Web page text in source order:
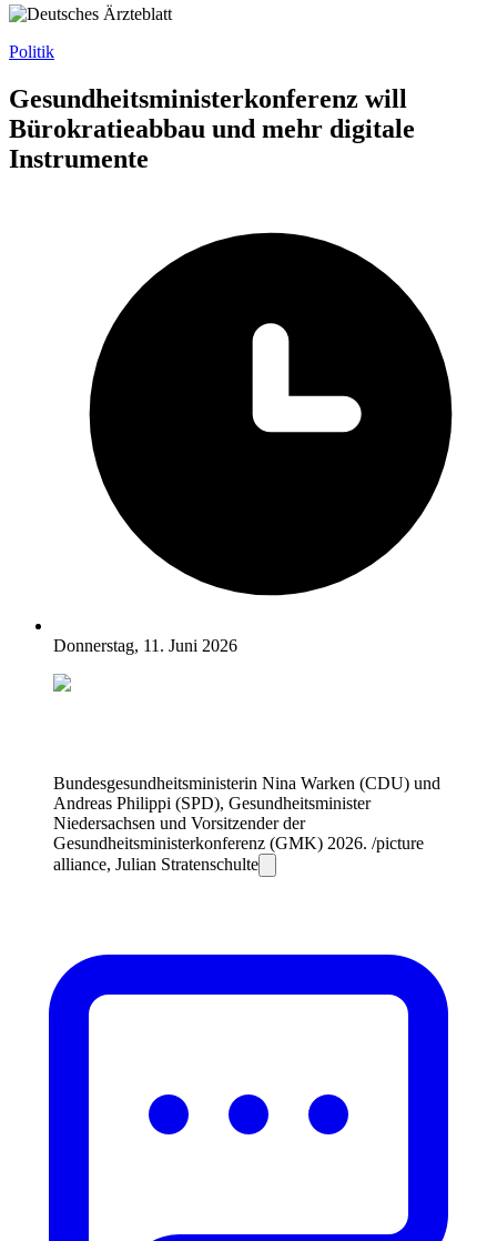
Politik
Gesundheitsministerkonferenz will
Bürokratieabbau und mehr digitale
Instrumente
Donnerstag, 11. Juni 2026
Bundesgesundheitsministerin Nina Warken (CDU) und
Andreas Philippi (SPD), Gesundheitsminister
Niedersachsen und Vorsitzender der
Gesundheitsministerkonferenz (GMK) 2026. /picture
alliance, Julian Stratenschulte